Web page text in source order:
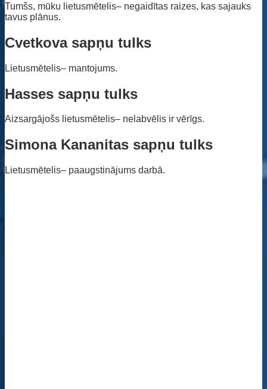
Tumšs, mūku lietusmētelis– negaidītas raizes, kas sajauks
tavus plānus.
Cvetkova sapņu tulks
Lietusmētelis– mantojums.
Hasses sapņu tulks
Aizsargājošs lietusmētelis– nelabvēlis ir vērīgs.
Simona Kananitas sapņu tulks
Lietusmētelis– paaugstinājums darbā.